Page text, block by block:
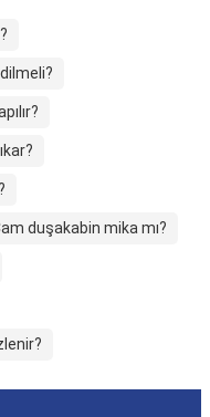
duşakabin mika mı?